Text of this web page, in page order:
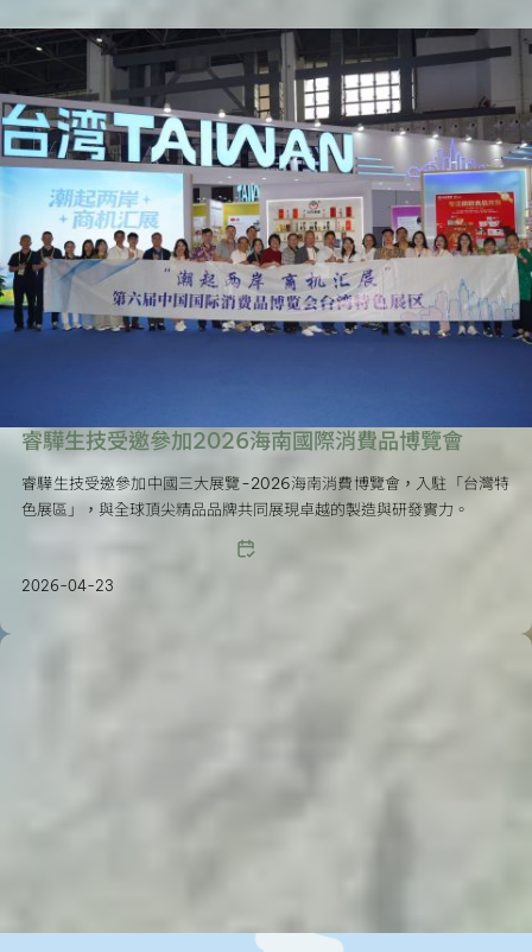
睿驊生技受邀參加2026海南國際消費品博覽會
睿驊生技受邀參加中國三大展覽-2026海南消費博覽會，入駐「台灣特
色展區」，與全球頂尖精品品牌共同展現卓越的製造與研發實力。
2026-04-23